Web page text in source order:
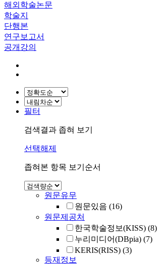
해외학술논문
학술지
단행본
연구보고서
공개강의
필터
검색결과 좁혀 보기
선택해제
좁혀본 항목 보기순서
원문유무
원문있음 (16)
원문제공처
한국학술정보(KISS) (8)
누리미디어(DBpia) (7)
KERIS(RISS) (3)
등재정보